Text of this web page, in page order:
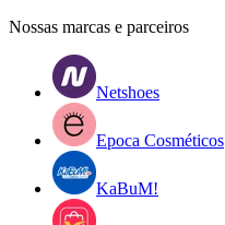
Nossas marcas e parceiros
Netshoes
Epoca Cosméticos
KaBuM!